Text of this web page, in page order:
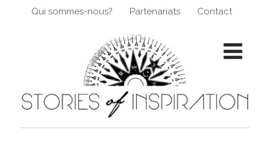
Qui sommes-nous? Partenariats Contact